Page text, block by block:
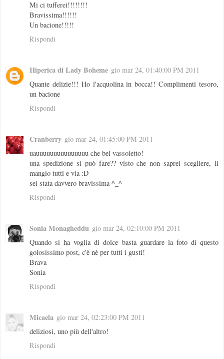
Mi ci tufferei!!!!!!!!
Bravissima!!!!!!
Un bacione!!!!!
Rispondi
Hiperica di Lady Boheme gio mar 24, 01:40:00 PM 2011
Quante delizie!!! Ho l'acquolina in bocca!! Complimenti tesoro,
un bacione
Rispondi
Cranberry gio mar 24, 01:45:00 PM 2011
uauuuuuuuuuuuuuuu che bel vassoietto!
una spedizione si può fare?? visto che non saprei scegliere, li
mangio tutti e via :D
sei stata davvero bravissima ^_^
Rispondi
Sonia Monagheddu gio mar 24, 02:10:00 PM 2011
Quando si ha voglia di dolce basta guardare la foto di questo
golosissimo post, c'è nè per tutti i gusti!
Brava
Sonia
Rispondi
Micaela gio mar 24, 02:23:00 PM 2011
deliziosi, uno più dell'altro!
Rispondi